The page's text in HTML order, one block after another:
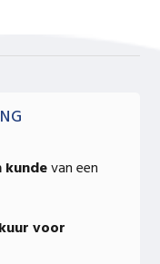
kundevan een
voor